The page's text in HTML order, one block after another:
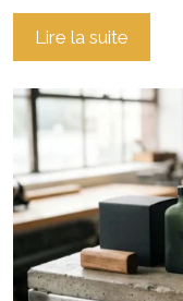
Lire la suite